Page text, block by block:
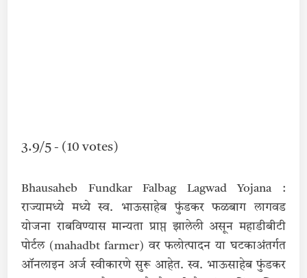
3.9/5 - (10 votes)
Bhausaheb Fundkar Falbag Lagwad Yojana :
राज्यामध्ये मध्ये स्व. भाऊसाहेब फुंडकर फळबाग लागवड
योजना राबविण्यास मान्यता प्राप्त झालेली असून महाडीबीटी
पोर्टल (mahadbt farmer) वर फलोत्पादन या घटकाअंतर्गत
ऑनलाइन अर्ज स्वीकारणे सुरू आहेत. स्व. भाऊसाहेब फुंडकर